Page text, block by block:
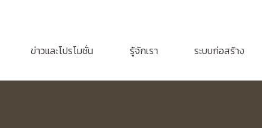
ข่าวและโปรโมชั่น รู้จักเรา ระบบก่อสร้าง